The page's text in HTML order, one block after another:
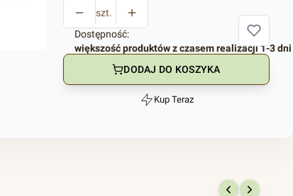
szt.
Dostępność:
większość produktów z czasem realizacji 1-3 dni
DODAJ DO KOSZYKA
Szybki
Kup Teraz